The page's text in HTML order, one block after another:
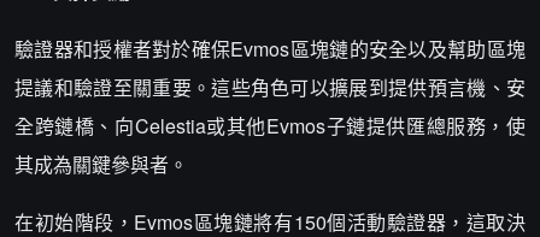
驗證器和授權者對於確保Evmos區塊鏈的安全以及幫助區塊
提議和驗證至關重要。這些角色可以擴展到提供預言機、安
全跨鏈橋、向Celestia或其他Evmos子鏈提供匯總服務，使
其成為關鍵參與者。
在初始階段，Evmos區塊鏈將有150個活動驗證器，這取決